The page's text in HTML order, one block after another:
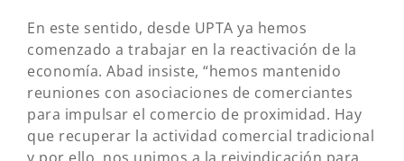
En este sentido, desde UPTA ya hemos
comenzado a trabajar en la reactivación de la
economía. Abad insiste, “hemos mantenido
reuniones con asociaciones de comerciantes
para impulsar el comercio de proximidad. Hay
que recuperar la actividad comercial tradicional